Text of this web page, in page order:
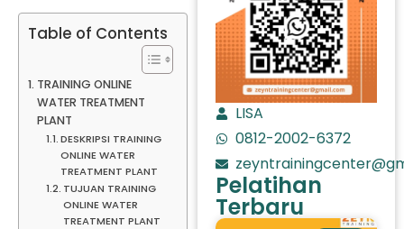
Table of Contents
TRAINING ONLINE
WATER TREATMENT
PLANT
DESKRIPSI TRAINING
ONLINE WATER
TREATMENT PLANT
TUJUAN TRAINING
ONLINE WATER
TREATMENT PLANT
LISA
0812-2002-6372
Pelatihan
Terbaru